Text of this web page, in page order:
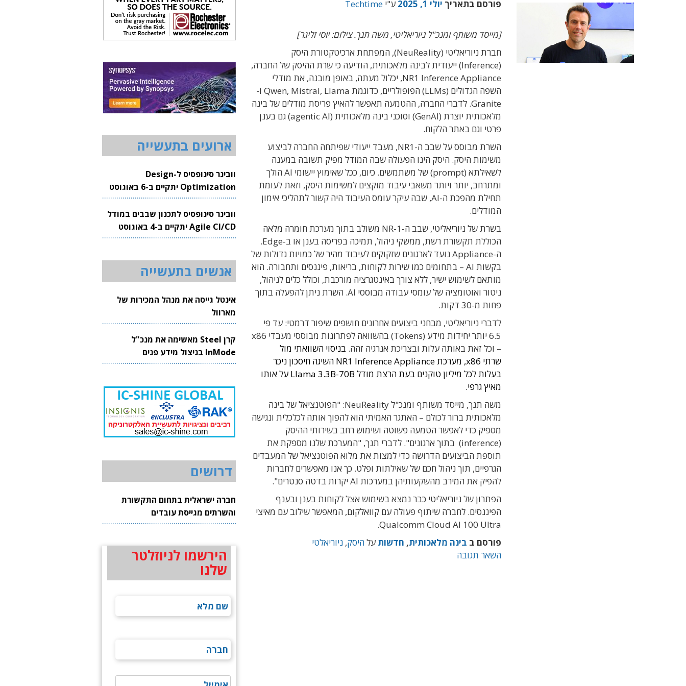
פורסם בתאריך יולי 1, 2025 ע"י Techtime
[מייסד משותף ומנכ"ל ניוריאליטי, משה תנך. צילום: יוסי זליגר]
חברת ניוריאליטי (NeuReality), המפתחת ארכיטקטורת היסק
(Inference) ייעודית לבינה מלאכותית, הודיעה כי שרת ההיסק של החברה,
NR1 Inference Appliance, יכלול מעתה, באופן מובנה, את מודלי
השפה הגדולים (LLMs) הפופולריים, כדוגמת Qwen, Mistral, Llama ו-
Granite. לדברי החברה, ההטמעה תאפשר להאיץ פריסת מודלים של בינה
מלאכותית יוצרת (GenAI) וסוכני בינה מלאכותית (agentic AI) גם בענן
פרטי וגם באתר הלקוח.
השרת מבוסס על שבב ה-NR1, מעבד ייעודי שפיתחה החברה לביצוע
משימות היסק. היסק הינו הפעולה שבה המודל מפיק תשובה במענה
לשאילתא (prompt) של משתמשים. כיום, ככל שאימוץ יישומי AI הולך
ומתרחב, יותר ויותר משאבי עיבוד מוקצים למשימות היסק, וזאת לעומת
תחילת מהפכת ה-AI, שבה עיקר עומס העיבוד היה קשור לתהליכי אימון
המודלים.
בשרת של ניוריאליטי, שבב ה-NR-1 משולב בתוך מערכת חומרה מלאה
הכוללת תקשורת רשת, ממשקי ניהול, תמיכה בפריסה בענן או ב-Edge.
ה-Appliance נועד לארגונים שזקוקים לעיבוד מהיר של כמויות גדולות של
בקשות AI – בתחומים כמו שירות לקוחות, בריאות, פיננסים ותחבורה. הוא
מותאם לשימוש ישיר, ללא צורך באינטגרציה מורכבת, וכולל כלים לניהול,
ניטור ואוטומציה של עומסי עבודה מבוססי AI. השרת ניתן להפעלה בתוך
פחות מ-30 דקות.
לדברי ניוריאליטי, מבחני ביצועים אחרונים חושפים שיפור דרמטי: עד פי
6.5 יותר יחידות מידע (Tokens) בהשוואה לפתרונות מבוססי מעבדי x86
– וכל זאת באותה עלות ובצריכת אנרגיה זהה. בניסוי השוואתי מול
שרתי x86, מערכת NR1 Inference Appliance השיגה חיסכון ניכר
בעלות לכל מיליון טוקנים בעת הרצת מודל Llama 3.3B-70B על אותו
מאיץ גרפי.
משה תנך, מייסד משותף ומנכ"ל NeuReality: "הפוטנציאל של בינה
מלאכותית ברור לכולם – האתגר האמיתי הוא להפוך אותה לכלכלית ונגישה
מספיק כדי לאפשר הטמעה פשוטה ושימוש רחב בשירותי ההיסק
(inference) בתוך ארגונים". לדברי תנך, "המערכת שלנו מספקת את
תוספת הביצועים הדרושה כדי למצות את מלוא הפוטנציאל של המעבדים
הגרפיים, תוך ניהול חכם של שאילתות ופלט. כך אנו מאפשרים לחברות
להפיק את המירב מהשקעותיהן במערכות AI יקרות בדטה סנטרים".
הפתרון של ניוריאליטי כבר נמצא בשימוש אצל לקוחות בענן ובענף
הפיננסים. לחברה שיתוף פעולה עם קוואלקום, המאפשר שילוב עם מאיצי
Qualcomm Cloud AI 100 Ultra.
פורסם ב בינה מלאכותית, חדשות עלהיסק, ניוריאלטי
השאר תגובה
ארועים בתעשייה
וובינר סינופסיס ל-Design
Optimization יתקיים ב-6 באוגוסט
2026
וובינר סינופסיס לתכנון שבבים במודל
Agile CI/CD יתקיים ב-4 באוגוסט
2026
אנשים בתעשייה
אינטל גייסה את מנהל המכירות של
מארוול
קרן Steel מאשימה את מנכ"ל
InMode בניצול מידע פנים
דרושים
חברה ישראלית בתחום התקשורת
והשרתים מגייסת עובדים
הירשמו לניוזלטר
שלנו